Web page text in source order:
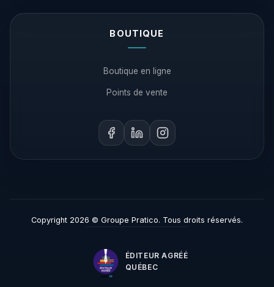
BOUTIQUE
Boutique en ligne
Points de vente
Copyright 2026 © Groupe Pratico. Tous droits réservés.
ÉDITEUR AGRÉÉ
QUÉBEC